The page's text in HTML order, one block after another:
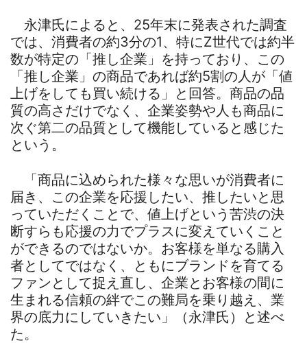
永津氏によると、25年末に発表された調査
では、消費者の約3分の1、特にZ世代では約半
数が特定の「推し企業」を持っており、この
「推し企業」の商品であれば約5割の人が「値
上げをしても買い続ける」と回答。商品の品
質の高さだけでなく、企業姿勢や人も商品に
次ぐ第二の品質として機能していると感じた
という。
「商品に込められた様々な思いが消費者に
届き、この企業を応援したい、推したいと思
っていただくことで、値上げという苦渋の決
断すらも応援の力でプラスに変えていくこと
ができるのではないか。お客様を単なる購入
者としてではなく、ともにブランドを育てる
ファンとして捉え直し、企業とお客様の間に
生まれる信頼の絆でこの難局を乗り越え、業
界の底力にしていきたい」（永津氏）と述べ
た。